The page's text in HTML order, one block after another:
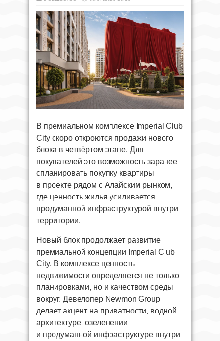
В премиальном комплексе Imperial Club
City скоро откроются продажи нового
блока в четвёртом этапе. Для
покупателей это возможность заранее
спланировать покупку квартиры
в проекте рядом с Алайским рынком,
где ценность жилья усиливается
продуманной инфраструктурой внутри
территории.
Новый блок продолжает развитие
премиальной концепции Imperial Club
City. В комплексе ценность
недвижимости определяется не только
планировками, но и качеством среды
вокруг. Девелопер Newmon Group
делает акцент на приватности, водной
архитектуре, озеленении
и продуманной инфраструктуре внутри